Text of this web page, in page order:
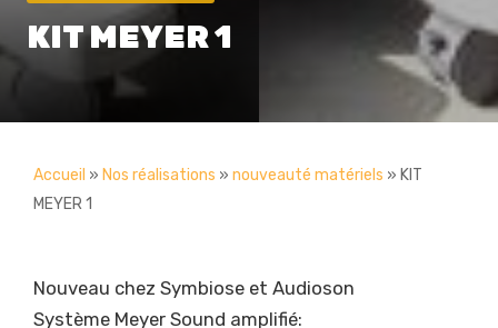
KIT MEYER 1
Accueil » Nos réalisations » nouveauté matériels » KIT
MEYER 1
Nouveau chez Symbiose et Audioson
Système Meyer Sound amplifié: